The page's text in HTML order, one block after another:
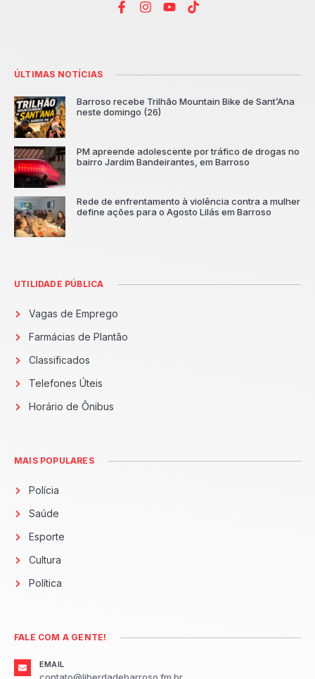
ÚLTIMAS NOTÍCIAS
Barroso recebe Trilhão Mountain Bike de Sant’Ana
neste domingo (26)
PM apreende adolescente por tráfico de drogas no
bairro Jardim Bandeirantes, em Barroso
Rede de enfrentamento à violência contra a mulher
define ações para o Agosto Lilás em Barroso
UTILIDADE PÚBLICA
Vagas de Emprego
Farmácias de Plantão
Classificados
Telefones Úteis
Horário de Ônibus
MAIS POPULARES
Polícia
Saúde
Esporte
Cultura
Política
FALE COM A GENTE!
EMAIL